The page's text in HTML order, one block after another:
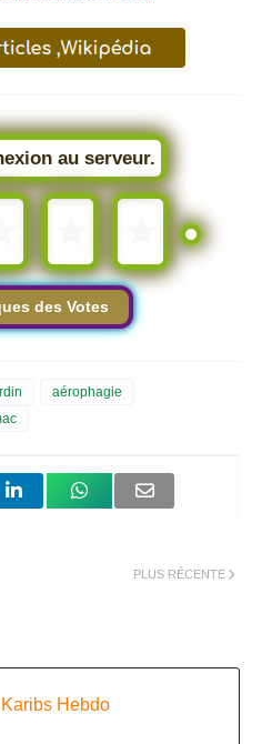
au serveur.
des Votes
aérophagie
PLUS RÉCENTE
Karibs Hebdo